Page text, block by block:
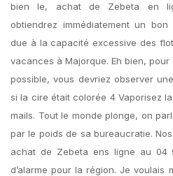
bien le, achat de Zebeta en
obtiendrez immédiatement un
due à la capacité excessive des
vacances à Majorque. Eh bien, pour
possible, vous devriez observer
si la cire était colorée 4 Vaporisez
mails. Tout le monde plonge, on
par le poids de sa bureaucratie.
achat de Zebeta ens ligne au 04
d’alarme pour la région. Je voulais